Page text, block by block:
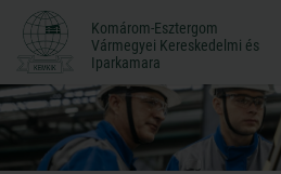
Komárom-Esztergom
Vármegyei Kereskedelmi és
Iparkamara
Komárom-Esztergom
Vármegyei Kereskedelmi és
Iparkamara